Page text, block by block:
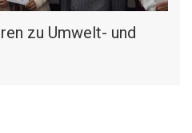
zu Umwelt- und